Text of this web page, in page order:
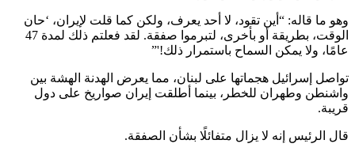
وهو ما قاله: “أين تقود، لا أحد يعرف، ولكن كما قلت لإيران، ‘حان
الوقت، بطريقة أو بأخرى، لتبرموا صفقة. لقد فعلتم ذلك لمدة 47
عامًا، ولا يمكن السماح باستمرار ذلك!'”
تواصل إسرائيل هجماتها على لبنان، مما يعرض الهدنة الهشة بين
واشنطن وطهران للخطر، بينما أطلقت إيران صواريخ على دول
قريبة.
قال الرئيس إنه لا يزال متفائلًا بشأن الصفقة.